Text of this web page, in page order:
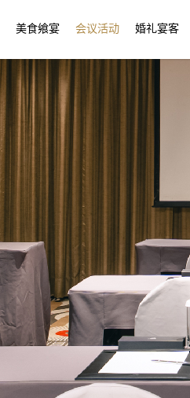
(current)
美食飨宴 会议活动 婚礼宴客